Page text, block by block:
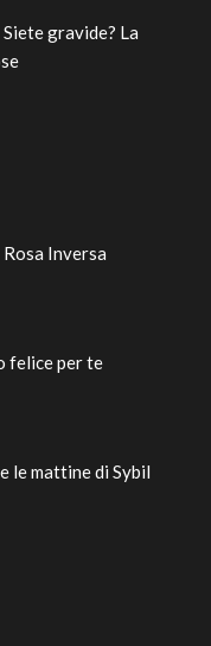
gravide? La
Inversa
felice per te
le mattine di Sybil